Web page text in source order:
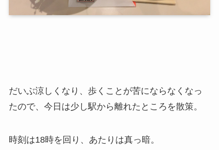
だいぶ涼しくなり、歩くことが苦にならなくなっ
たので、今日は少し駅から離れたところを散策。
時刻は18時を回り、あたりは真っ暗。